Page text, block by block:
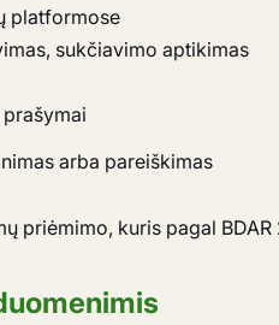
platformose
sukčiavimo aptikimas
arba pareiškimas
priėmimo, kuris pagal